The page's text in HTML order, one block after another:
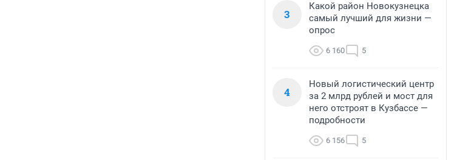
3
Какой район Новокузнецка
самый лучший для жизни —
опрос
6 160 5
4
Новый логистический центр
за 2 млрд рублей и мост для
него отстроят в Кузбассе —
подробности
6 156 5